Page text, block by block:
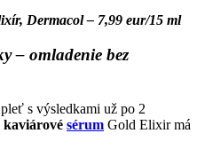
Dermacol – 7,99 eur/15 ml
– omladenie bez
s výsledkami už po 2
kaviárové sérum Gold Elixir má